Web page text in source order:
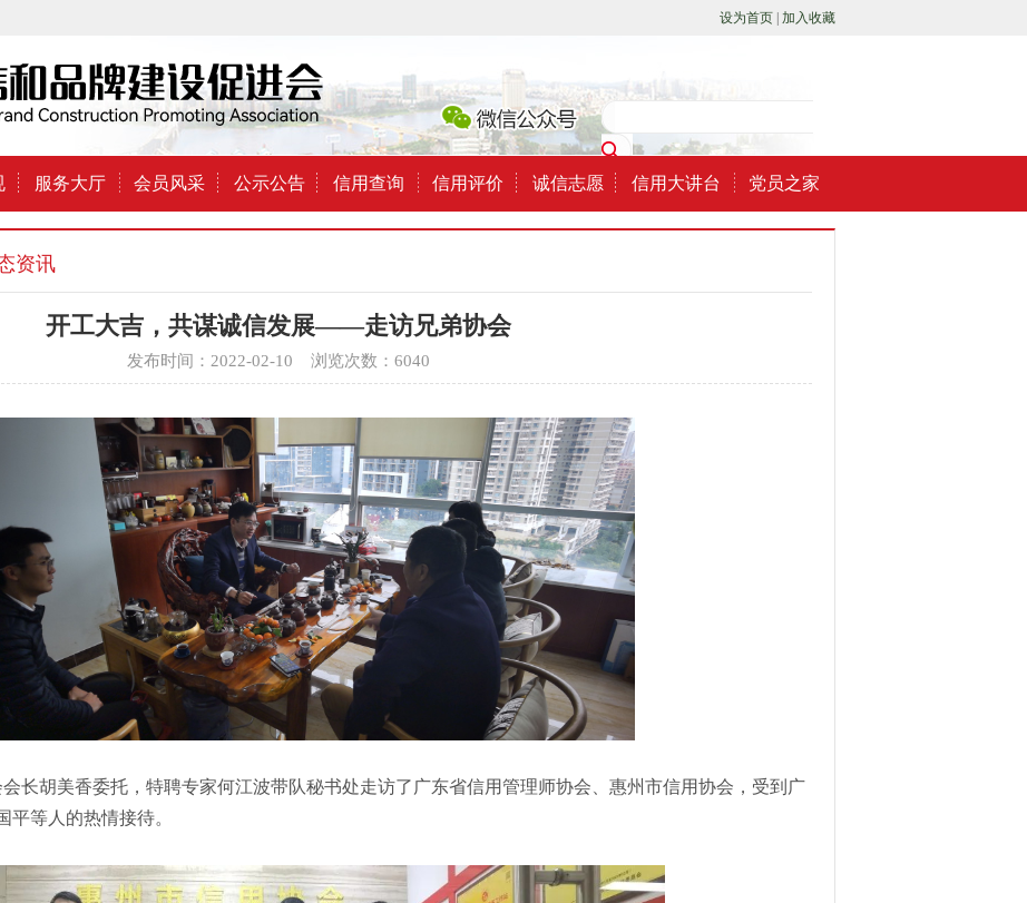
设为首页 加入收藏
服务大厅 会员风采 公示公告 信用查询 信用评价 诚信志愿 信用大讲台 党员之家
资讯
开工大吉，共谋诚信发展——走访兄弟协会
发布时间：2022-02-10 浏览次数：6040
会长胡美香委托，特聘专家何江波带队秘书处走访了广东省信用管理师协会、惠州市信用协会，受到广
平等人的热情接待。